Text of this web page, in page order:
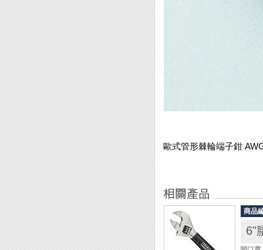
歐式管形棘輪端子鉗
商品